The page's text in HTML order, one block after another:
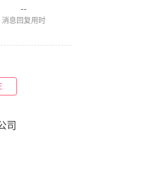
--
消息回复用时
司